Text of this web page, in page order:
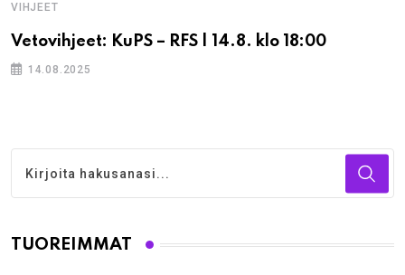
VIHJEET
Vetovihjeet: KuPS – RFS | 14.8. klo 18:00
14.08.2025
TUOREIMMAT